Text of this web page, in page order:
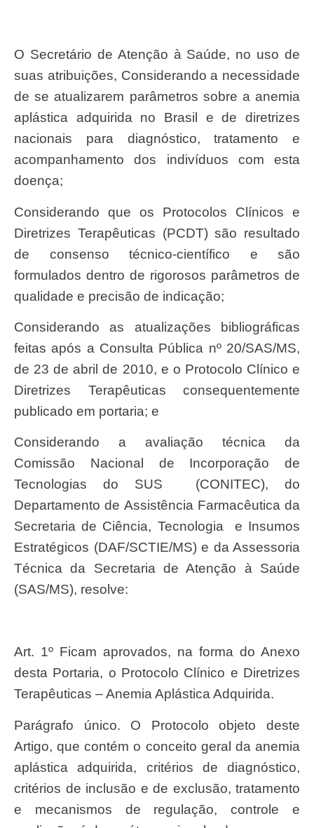
O Secretário de Atenção à Saúde, no uso de
suas atribuições, Considerando a necessidade
de se atualizarem parâmetros sobre a anemia
aplástica adquirida no Brasil e de diretrizes
nacionais para diagnóstico, tratamento e
acompanhamento dos indivíduos com esta
doença;
Considerando que os Protocolos Clínicos e
Diretrizes Terapêuticas (PCDT) são resultado
de consenso técnico-científico e são
formulados dentro de rigorosos parâmetros de
qualidade e precisão de indicação;
Considerando as atualizações bibliográficas
feitas após a Consulta Pública nº 20/SAS/MS,
de 23 de abril de 2010, e o Protocolo Clínico e
Diretrizes Terapêuticas consequentemente
publicado em portaria; e
Considerando a avaliação técnica da
Comissão Nacional de Incorporação de
Tecnologias do SUS (CONITEC), do
Departamento de Assistência Farmacêutica da
Secretaria de Ciência, Tecnologia e Insumos
Estratégicos (DAF/SCTIE/MS) e da Assessoria
Técnica da Secretaria de Atenção à Saúde
(SAS/MS), resolve:
Art. 1º Ficam aprovados, na forma do Anexo
desta Portaria, o Protocolo Clínico e Diretrizes
Terapêuticas – Anemia Aplástica Adquirida.
Parágrafo único. O Protocolo objeto deste
Artigo, que contém o conceito geral da anemia
aplástica adquirida, critérios de diagnóstico,
critérios de inclusão e de exclusão, tratamento
e mecanismos de regulação, controle e